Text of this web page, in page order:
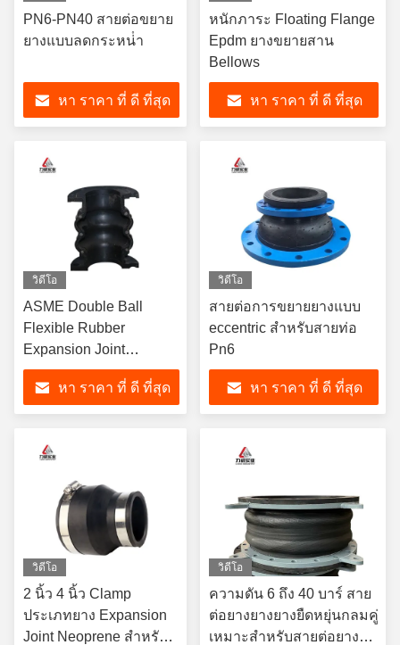
PN6-PN40 สายต่อขยาย
ยางแบบลดกระหน่ํา
หา ราคา ที่ ดี ที่สุด
หนักภาระ Floating Flange
Epdm ยางขยายสาน
Bellows
หา ราคา ที่ ดี ที่สุด
วิดีโอ
ASME Double Ball
Flexible Rubber
Expansion Joint
Flanged Expansion
Bellows DN350 PN6
สายพัดลมแบบยืดหยุ่น
หา ราคา ที่ ดี ที่สุด
วิดีโอ
สายต่อการขยายยางแบบ
eccentric สําหรับสายท่อ
Pn6
หา ราคา ที่ ดี ที่สุด
วิดีโอ
2 นิ้ว 4 นิ้ว Clamp
ประเภทยาง Expansion
Joint Neoprene สําหรับ
วิดีโอ
ความดัน 6 ถึง 40 บาร์ สาย
ต่อยางยางยางยืดหยุ่นกลมคู่
เหมาะสําหรับสายต่อยาง